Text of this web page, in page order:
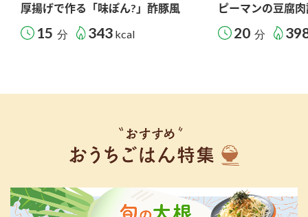
厚揚げで作る「味ぽん?」酢豚風
15 分 343 kcal
ピーマンの豆腐
20 分